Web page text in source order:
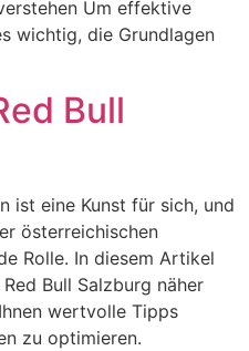
Um effektive
wichtig, die Grundlagen
Bull
ist eine Kunst für sich, und
österreichischen
Rolle. In diesem Artikel
Bull Salzburg näher
wertvolle Tipps
zu optimieren.